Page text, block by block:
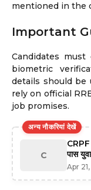
mentioned in the
Important
Candidates
biometric
details should be
rely on official
job promises.
अन्य नौकरियां देखें
C
पास
यहाँ से
Apr